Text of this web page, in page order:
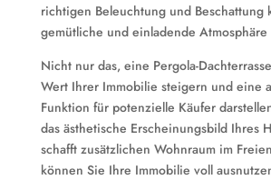
richtigen Beleuchtung und Beschattung
gemütliche und einladende Atmosphäre
Nicht nur das, eine Pergola-
Wert Ihrer Immobilie steigern und eine
Funktion für potenzielle Käufer
das ästhetische Erscheinungsbild Ihres
schafft zusätzlichen Wohnraum im
können Sie Ihre Immobilie voll